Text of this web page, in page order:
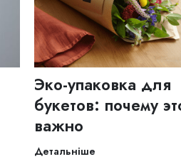
Эко-упаковка для
букетов: почему
важно
Детальніше